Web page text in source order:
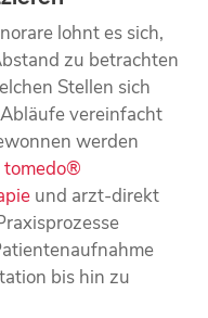
lohnt es sich,
zu betrachten
Stellen sich
vereinfacht
werden
tomedo®
und arzt-direkt
bis hin zu